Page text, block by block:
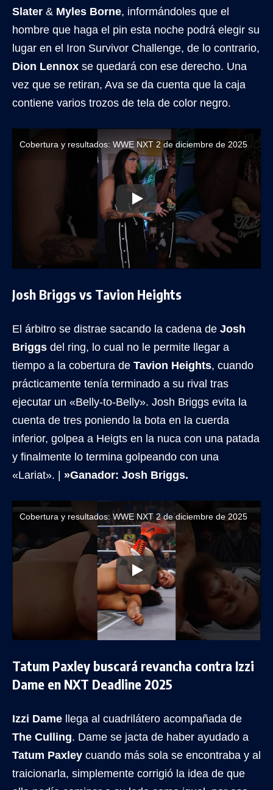
Slater & Myles Borne, informándoles que el
hombre que haga el pin esta noche podrá elegir su
lugar en el Iron Survivor Challenge, de lo contrario,
Dion Lennox se quedará con ese derecho. Una
vez que se retiran, Ava se da cuenta que la caja
contiene varios trozos de tela de color negro.
Cobertura y resultados: WWE NXT 2 de diciembre de 2025
Josh Briggs vs Tavion Heights
El árbitro se distrae sacando la cadena de Josh
Briggs del ring, lo cual no le permite llegar a
tiempo a la cobertura de Tavion Heights, cuando
prácticamente tenía terminado a su rival tras
ejecutar un «Belly-to-Belly». Josh Briggs evita la
cuenta de tres poniendo la bota en la cuerda
inferior, golpea a Heigts en la nuca con una patada
y finalmente lo termina golpeando con una
«Lariat». | »Ganador: Josh Briggs.
Cobertura y resultados: WWE NXT 2 de diciembre de 2025
Tatum Paxley buscará revancha contra Izzi
Dame en NXT Deadline 2025
Izzi Dame llega al cuadrilátero acompañada de
The Culling. Dame se jacta de haber ayudado a
Tatum Paxley cuando más sola se encontraba y al
traicionarla, simplemente corrigió la idea de que